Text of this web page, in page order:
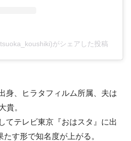
がシェアした投稿
身、ヒラタフィルム所属、夫は
貴。
てテレビ東京『おはスタ』に出
す形で知名度が上がる。